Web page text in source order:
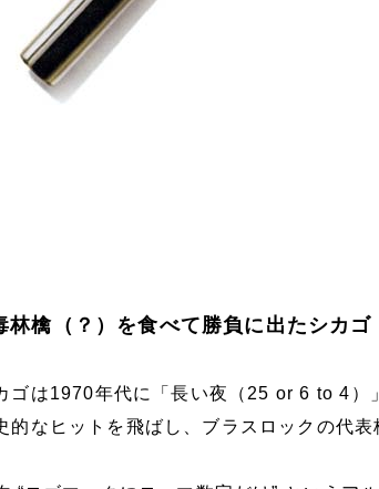
林檎（？）を食べて勝負に出たシカゴ
ゴは1970年代に「長い夜（25 or 6 to 4）
的なヒットを飛ばし、ブラスロックの代表